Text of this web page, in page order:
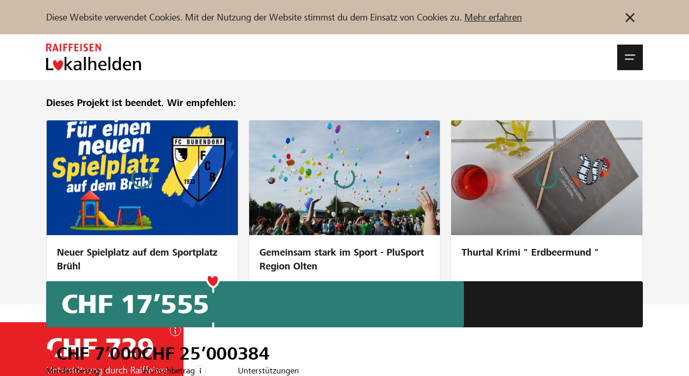
Diese Website verwendet Cookies. Mit der Nutzung der Website stimmst du dem Einsatz von Cookies zu. Mehr erfahren
Unterstützen Hilfe & Support Partner / Raiffeisenbank
Projekte und Organisationen finden Jetzt starten
FR IT
Dieses Projekt ist beendet. Wir empfehlen:
Neuer Spielplatz auf dem Sportplatz
Brühl
Gemeinsam stark im Sport - PluSport
Region Olten
Thurtal Krimi " Erdbeermund "
CHF 729
Unterstützung durch Raiffeisen
CHF 17’555
CHF 7’000
Mindestbetrag
CHF 25’000
Wunschbetrag
384
Unterstützungen